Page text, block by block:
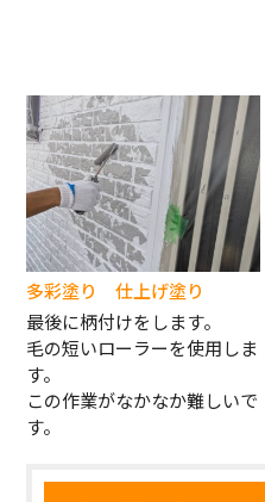
多彩塗り 仕上げ塗り
最後に柄付けをします。
毛の短いローラーを使用しま
す。
この作業がなかなか難しいで
す。